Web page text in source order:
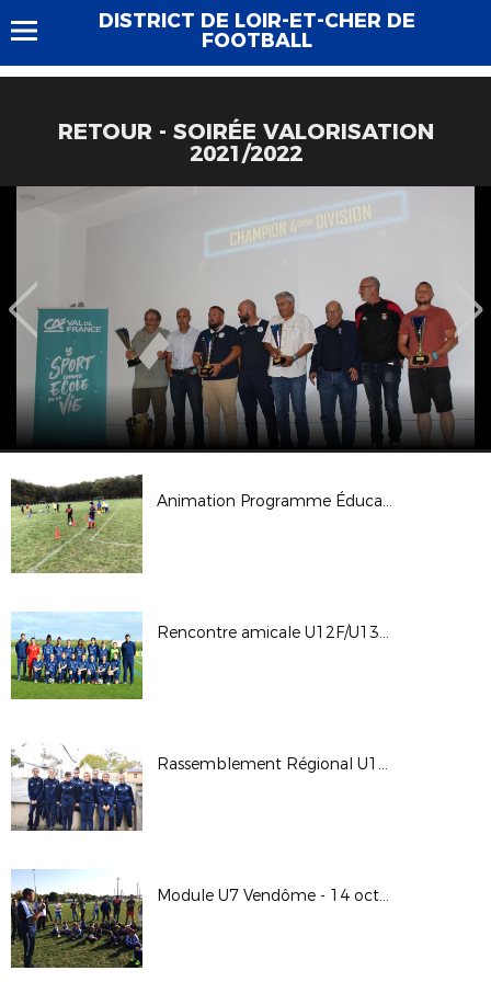
DISTRICT DE LOIR-ET-CHER DE
FOOTBALL
RETOUR - SOIRÉE VALORISATION
2021/2022
Animation Programme Éducatif Fédéral - 27 octobre 2017
Rencontre amicale U12F/U13F Sélection 45 - Sélection 41 - Mercredi 25 octobre 2017
Rassemblement Régional U15F - 21 et 22 octobre 2017
Module U7 Vendôme - 14 octobre 2017